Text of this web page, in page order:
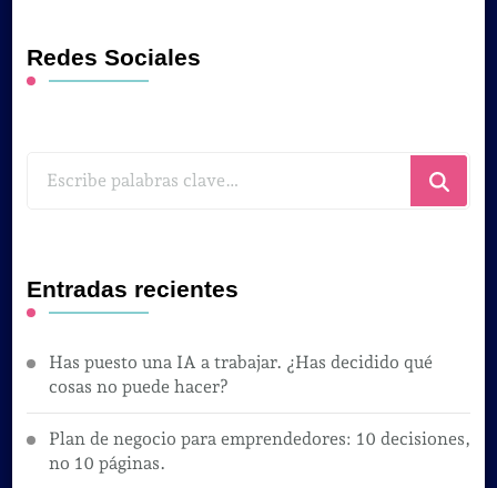
Redes Sociales
Entradas recientes
Has puesto una IA a trabajar. ¿Has decidido qué
cosas no puede hacer?
Plan de negocio para emprendedores: 10 decisiones,
no 10 páginas.